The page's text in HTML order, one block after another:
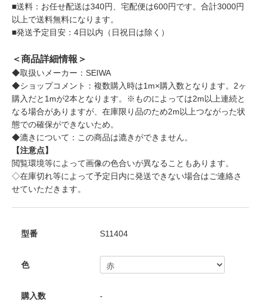
■送料：お任せ配送は340円、宅配便は600円です。合計3000円
以上で送料無料になります。
■発送予定目安：4日以内（日祝日は除く）
＜商品詳細情報＞
◆取扱いメーカー：SEIWA
◆ショップコメント：複数購入時は1m×購入数となります。2ヶ
購入だと1mが2本となります。※ものによっては2m以上連続と
なる場合がありますが、在庫限り品のため2m以上つながった状
態での確保ができないため。
◆漉きについて：この商品は漉きができません。
【注意点】
閲覧環境等によって画像の色合いが異なることもあります。
◇在庫切れ等によって予定日内に発送できない場合はご連絡さ
せていただきます。
型番 S11404
色
購入数 -